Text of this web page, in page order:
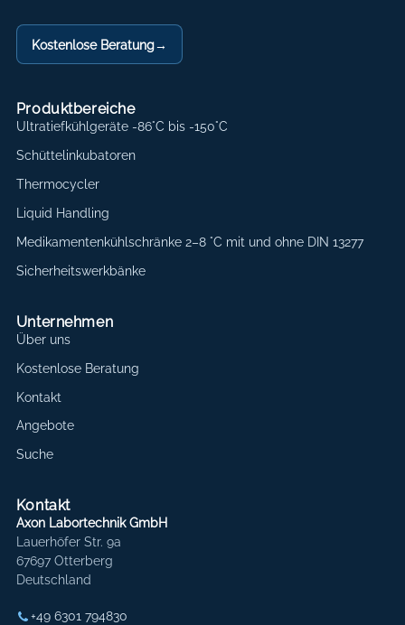
Kostenlose Beratung→
Produktbereiche
Ultratiefkühlgeräte -86°C bis -150°C
Schüttelinkubatoren
Thermocycler
Liquid Handling
Medikamentenkühlschränke 2–8 °C mit und ohne DIN 13277
Sicherheitswerkbänke
Unternehmen
Über uns
Kostenlose Beratung
Kontakt
Angebote
Suche
Kontakt
Axon Labortechnik GmbH
Lauerhöfer Str. 9a
67697 Otterberg
Deutschland
+49 6301 794830